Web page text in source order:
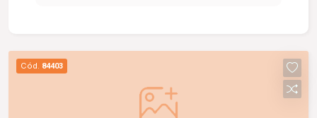
oferece portaria virtual (força-tarefa), salão de
festas, academia, espaço gourmet com
churrasqueira, playground, brinquedoteca e
quadra esportiva, proporcionando conforto, lazer
Cód. 84403